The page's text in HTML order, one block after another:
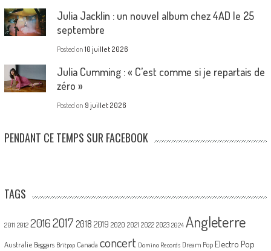
Julia Jacklin : un nouvel album chez 4AD le 25
septembre
Posted on 10 juillet 2026
Julia Cumming : « C’est comme si je repartais de
zéro »
Posted on 9 juillet 2026
PENDANT CE TEMPS SUR FACEBOOK
TAGS
2011 2012 20162017 2018 2019 2020 2021 2022 2023 2024 Angleterre
Australie Beggars Britpop Canada concert Domino Records Dream Pop Electro Pop